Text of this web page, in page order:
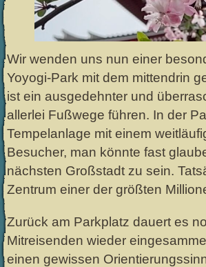
Wir wenden uns nun einer
Yoyogi-Park mit dem mittendrin
ist ein ausgedehnter und
allerlei Fußwege führen. In der
Tempelanlage mit einem
Besucher, man könnte fast
nächsten Großstadt zu sein.
Zentrum einer der größten
Zurück am Parkplatz dauert es
Mitreisenden wieder
einen gewissen